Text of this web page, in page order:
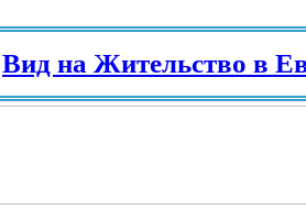
Жительство в